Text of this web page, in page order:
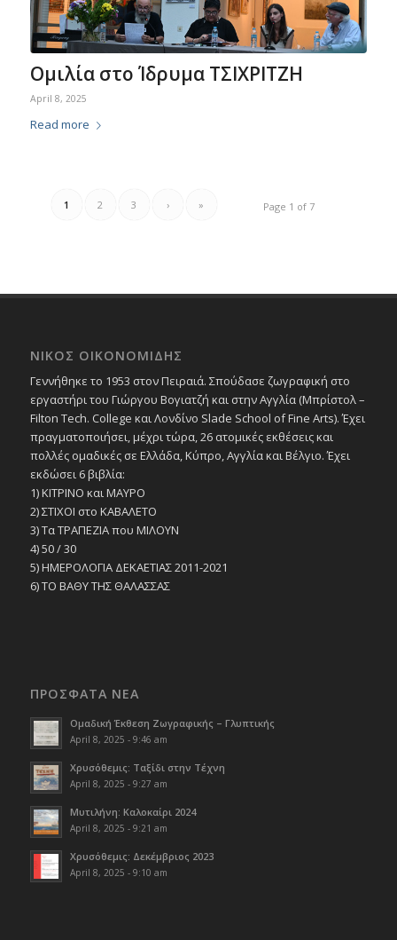
Ομιλία στο Ίδρυμα ΤΣΙΧΡΙΤΖΗ
April 8, 2025
Read more
Page 1 of 7
1 2 3 › »
ΝΙΚΟΣ ΟΙΚΟΝΟΜΙΔΗΣ
Γεννήθηκε το 1953 στον Πειραιά. Σπούδασε ζωγραφική στο
εργαστήρι του Γιώργου Βογιατζή και στην Αγγλία (Μπρίστολ –
Filton Tech. College και Λονδίνο Slade School of Fine Arts). Έχει
πραγματοποιήσει, μέχρι τώρα, 26 ατομικές εκθέσεις και
πολλές ομαδικές σε Ελλάδα, Κύπρο, Αγγλία και Βέλγιο. Έχει
εκδώσει 6 βιβλία:
1) ΚΙΤΡΙΝΟ και ΜΑΥΡΟ
2) ΣΤΙΧΟΙ στο ΚΑΒΑΛΕΤΟ
3) Τα ΤΡΑΠΕΖΙΑ που ΜΙΛΟΥΝ
4) 50 / 30
5) ΗΜΕΡΟΛΟΓΙΑ ΔΕΚΑΕΤΙΑΣ 2011-2021
6) ΤΟ ΒΑΘΥ ΤΗΣ ΘΑΛΑΣΣΑΣ
ΠΡΟΣΦΑΤΑ ΝΕΑ
Ομαδική Έκθεση Ζωγραφικής – Γλυπτικής
April 8, 2025 - 9:46 am
Χρυσόθεμις: Ταξίδι στην Τέχνη
April 8, 2025 - 9:27 am
Μυτιλήνη: Καλοκαίρι 2024
April 8, 2025 - 9:21 am
Χρυσόθεμις: Δεκέμβριος 2023
April 8, 2025 - 9:10 am